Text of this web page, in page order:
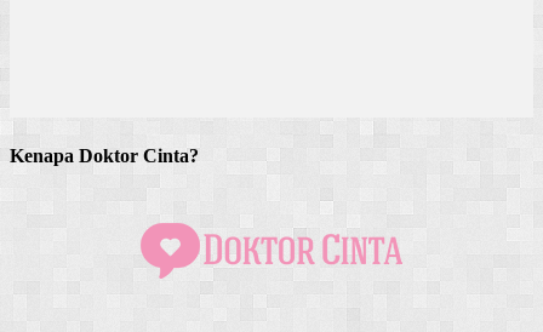
Kenapa Doktor Cinta?